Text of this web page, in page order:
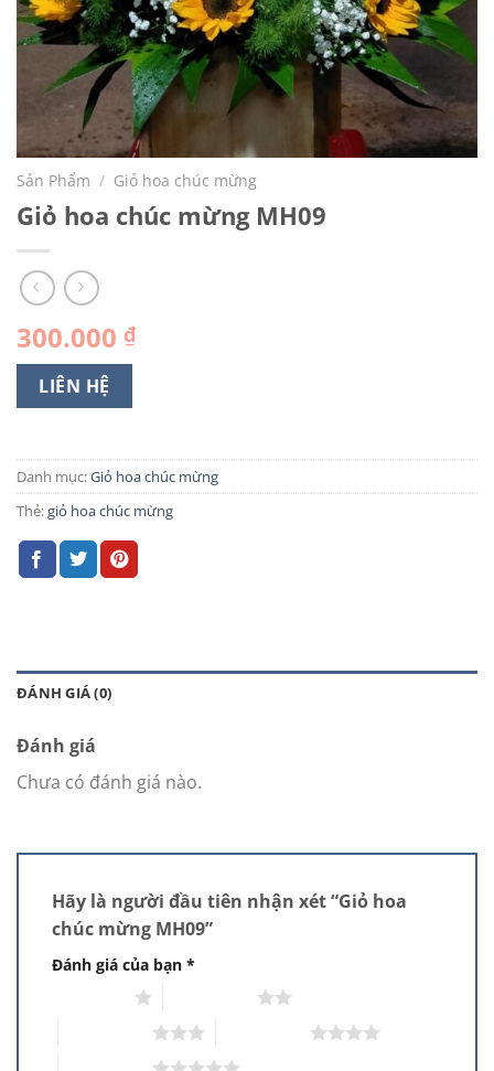
Sản Phẩm / Giỏ hoa chúc mừng
Giỏ hoa chúc mừng MH09
300.000 ₫
LIÊN HỆ
Danh mục:Giỏ hoa chúc mừng
Thẻ:giỏ hoa chúc mừng
ĐÁNH GIÁ (0)
Đánh giá
Chưa có đánh giá nào.
Hãy là người đầu tiên nhận xét “Giỏ hoa
chúc mừng MH09”
Đánh giá của bạn *